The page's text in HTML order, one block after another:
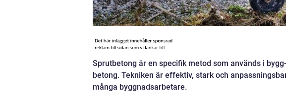
Sprutbetong är en specifik metod som används i
betong. Tekniken är effektiv, stark och
många byggnadsarbetare.